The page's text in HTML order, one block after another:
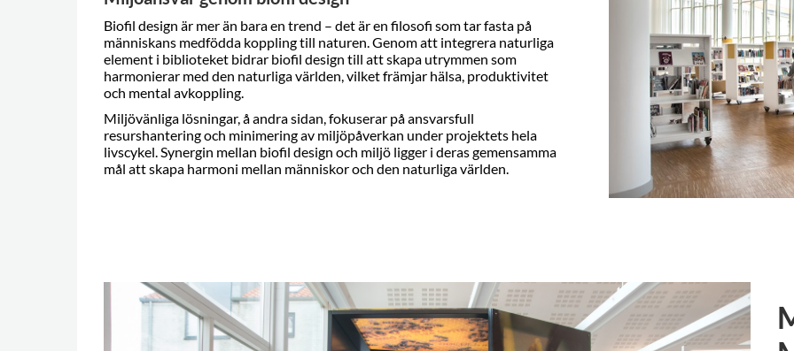
Biofil design är mer än bara en trend – det är en filosofi som tar fasta på
människans medfödda koppling till naturen. Genom att integrera naturliga
element i biblioteket bidrar biofil design till att skapa utrymmen som
harmonierar med den naturliga världen, vilket främjar hälsa, produktivitet
och mental avkoppling.
Miljövänliga lösningar, å andra sidan, fokuserar på ansvarsfull
resurshantering och minimering av miljöpåverkan under projektets hela
livscykel. Synergin mellan biofil design och miljö ligger i deras gemensamma
mål att skapa harmoni mellan människor och den naturliga världen.